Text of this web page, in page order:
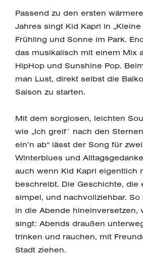
Passend zu den ersten
Jahres singt Kid Kapri in
Frühling und Sonne im Park.
das musikalisch mit einem Mix
HipHop und Sunshine Pop.
man Lust, direkt selbst die
Saison zu starten.
Mit dem sorglosen, leichten
wie „Ich greif´ nach den
ein’n ab“ lässt der Song für
Winterblues und
auch wenn Kid Kapri eigentlich
beschreibt. Die Geschichte, die
simpel, und nachvollziehbar.
in die Abende hineinversetzen,
singt: Abends draußen
trinken und rauchen, mit
Stadt ziehen.